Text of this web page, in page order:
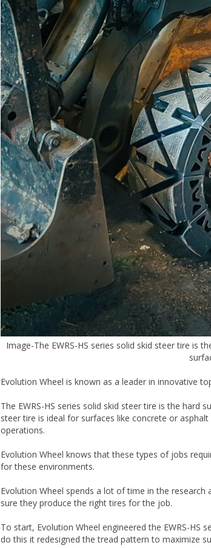
Image-The EWRS-HS series solid skid steer tire is
Evolution Wheel is known as a leader in innovative
The EWRS-HS series solid skid steer tire is the hard
steer tire is ideal for surfaces like concrete or
operations.
Evolution Wheel knows that these types of jobs
for these environments.
Evolution Wheel spends a lot of time in the
sure they produce the right tires for the job.
To start, Evolution Wheel engineered the EWRS-HS
do this it redesigned the tread pattern to maximize